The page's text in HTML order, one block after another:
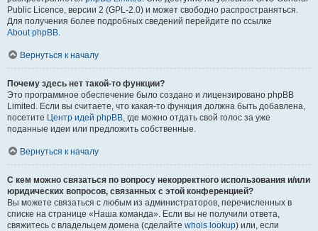
Public Licence, версии 2 (GPL-2.0) и может свободно распространяться.
Для получения более подробных сведений перейдите по ссылке
About phpBB.
Вернуться к началу
Почему здесь нет такой-то функции?
Это программное обеспечение было создано и лицензировано phpBB
Limited. Если вы считаете, что какая-то функция должна быть добавлена,
посетите Центр идей phpBB, где можно отдать свой голос за уже
поданные идеи или предложить собственные.
Вернуться к началу
С кем можно связаться по вопросу некорректного использования и/или
юридических вопросов, связанных с этой конференцией?
Вы можете связаться с любым из администраторов, перечисленных в
списке на странице «Наша команда». Если вы не получили ответа,
свяжитесь с владельцем домена (сделайте whois lookup) или, если